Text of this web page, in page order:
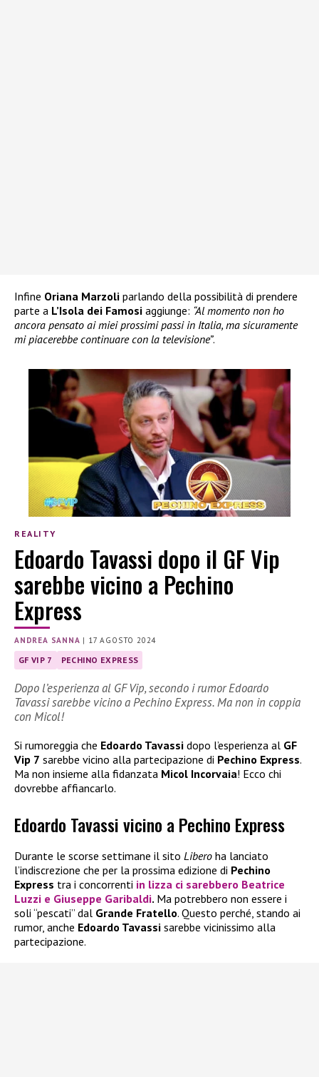
Infine Oriana Marzoli parlando della possibilità di prendere
parte a L’Isola dei Famosi aggiunge: “Al momento non ho
ancora pensato ai miei prossimi passi in Italia, ma sicuramente
mi piacerebbe continuare con la televisione”.
REALITY
Edoardo Tavassi dopo il GF Vip
sarebbe vicino a Pechino
Express
ANDREA SANNA | 17 AGOSTO 2024
GF VIP 7 PECHINO EXPRESS
Dopo l’esperienza al GF Vip, secondo i rumor Edoardo
Tavassi sarebbe vicino a Pechino Express. Ma non in coppia
con Micol!
Si rumoreggia che Edoardo Tavassi dopo l’esperienza al GF
Vip 7 sarebbe vicino alla partecipazione di Pechino Express.
Ma non insieme alla fidanzata Micol Incorvaia! Ecco chi
dovrebbe affiancarlo.
Edoardo Tavassi vicino a Pechino Express
Durante le scorse settimane il sito Libero ha lanciato
l’indiscrezione che per la prossima edizione di Pechino
Express tra i concorrenti in lizza ci sarebbero Beatrice
Luzzi e Giuseppe Garibaldi. Ma potrebbero non essere i
soli “pescati” dal Grande Fratello. Questo perché, stando ai
rumor, anche Edoardo Tavassi sarebbe vicinissimo alla
partecipazione.